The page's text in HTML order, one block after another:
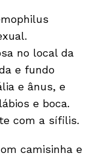
no local da
e fundo
e ânus, e
e boca.
com a sífilis.
camisinha e